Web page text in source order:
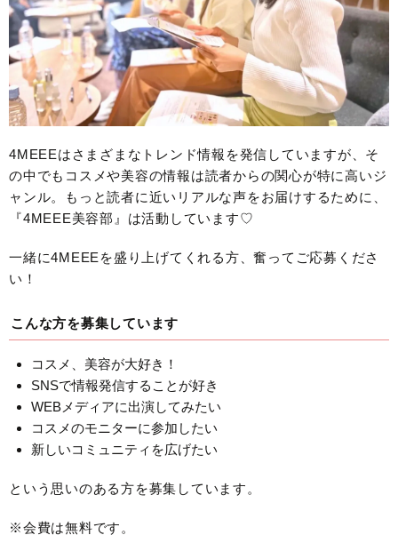
4MEEEはさまざまなトレンド情報を発信していますが、そ
の中でもコスメや美容の情報は読者からの関心が特に高いジ
ャンル。もっと読者に近いリアルな声をお届けするために、
『4MEEE美容部』は活動しています♡
一緒に4MEEEを盛り上げてくれる方、奮ってご応募くださ
い！
こんな方を募集しています
コスメ、美容が大好き！
SNSで情報発信することが好き
WEBメディアに出演してみたい
コスメのモニターに参加したい
新しいコミュニティを広げたい
という思いのある方を募集しています。
※会費は無料です。